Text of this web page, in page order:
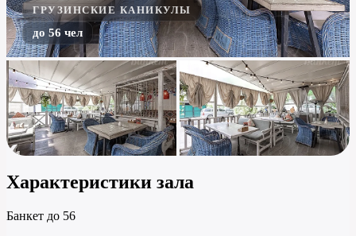
ГРУЗИНСКИЕ КАНИКУЛЫ
до 56 чел
Характеристики зала
Банкет до 56